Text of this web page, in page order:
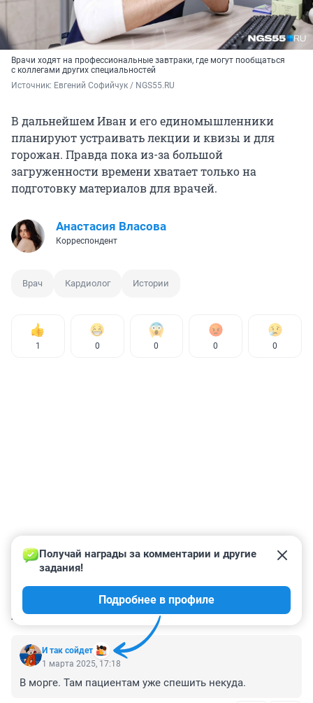
Врачи ходят на профессиональные завтраки, где могут пообщаться
с коллегами других специальностей
Источник: Евгений Софийчук / NGS55.RU
В дальнейшем Иван и его единомышленники
планируют устраивать лекции и квизы и для
горожан. Правда пока из-за большой
загруженности времени хватает только на
подготовку материалов для врачей.
Анастасия Власова
Корреспондент
Врач Кардиолог Истории
1 0 0 0 0
КОММЕНТАРИИ 2
И так сойдет
Получай награды за комментарии и другие
задания!
Подробнее в профиле
1 марта 2025, 17:18
В морге. Там пациентам уже спешить некуда.